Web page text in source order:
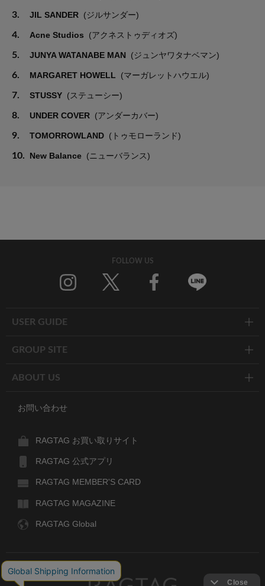
3. JIL SANDER (ジルサンダー)
4. Acne Studios (アクネストゥディオズ)
5. JUNYA WATANABE MAN (ジュンヤワタナベマン)
6. MARGARET HOWELL (マーガレットハウエル)
7. STUSSY (ステューシー)
8. UNDER COVER (アンダーカバー)
9. TOMORROWLAND (トゥモローランド)
10. New Balance (ニューバランス)
FOLLOW US
USER GUIDE
GROUP SITE
ABOUT US
お問い合わせ
RAGTAG お買い取りサイト
RAGTAG 公式アプリ
RAGTAG MEMBER'S CARD
RAGTAG MAGAZINE
RAGTAG Global